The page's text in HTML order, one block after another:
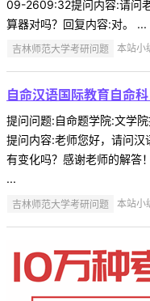
09-2609:32提问内容:请问
算器对吗？回复内容:对。 ...
吉林师范大学考研问题 本站小
自命汉语国际教育自命
提问问题:自命题学院:文学
提问内容:老师您好，请问
有变化吗？感谢老师的解答
...
吉林师范大学考研问题 本站小